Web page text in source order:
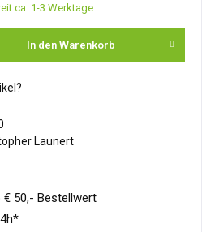
ca. 1-3 Werktage
In den Warenkorb
Launert
50,- Bestellwert